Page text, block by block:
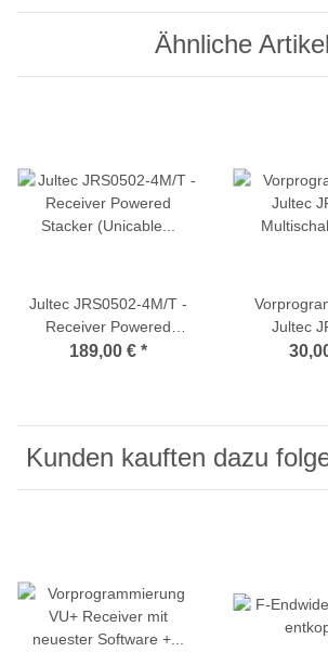
Ähnliche Artikel
Jultec JRS0502-4M/T -
Receiver Powered
Stacker (Unicable
189,00 € *
Jultec
Kunden kauften dazu